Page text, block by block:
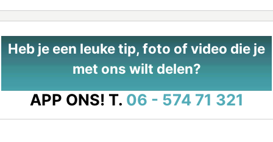
Heb je een leuke tip, foto of video die je
met ons wilt delen?
APP ONS! T. 06 - 574 71 321